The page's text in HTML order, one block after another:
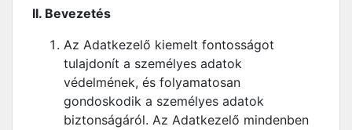
II. Bevezetés
Az Adatkezelő kiemelt fontosságot
tulajdonít a személyes adatok
védelmének, és folyamatosan
gondoskodik a személyes adatok
biztonságáról. Az Adatkezelő mindenben